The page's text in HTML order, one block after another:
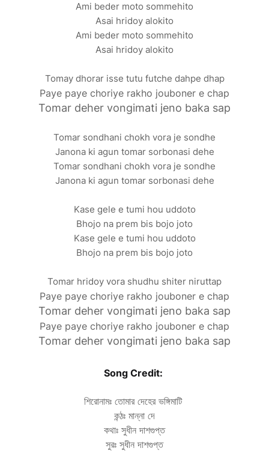
Ami beder moto sommehito
Asai hridoy alokito
Ami beder moto sommehito
Asai hridoy alokito
Tomay dhorar isse tutu futche dahpe dhap
Paye paye choriye rakho jouboner e chap
Tomar deher vongimati jeno baka sap
Tomar sondhani chokh vora je sondhe
Janona ki agun tomar sorbonasi dehe
Tomar sondhani chokh vora je sondhe
Janona ki agun tomar sorbonasi dehe
Kase gele e tumi hou uddoto
Bhojo na prem bis bojo joto
Kase gele e tumi hou uddoto
Bhojo na prem bis bojo joto
Tomar hridoy vora shudhu shiter niruttap
Paye paye choriye rakho jouboner e chap
Tomar deher vongimati jeno baka sap
Paye paye choriye rakho jouboner e chap
Tomar deher vongimati jeno baka sap
Song Credit:
শিরোনামঃ তোমার দেহের ভঙ্গিমাটি
কন্ঠঃ মান্না দে
কথাঃ সুধীন দাশগুপ্ত
সুরঃ সুধীন দাশগুপ্ত